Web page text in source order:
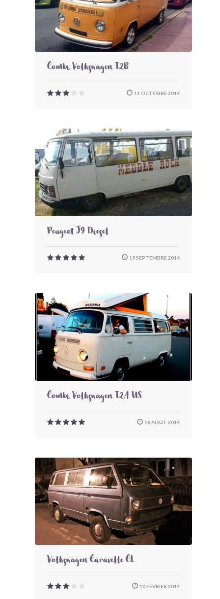
Combi Volkswagen T2B
11 OCTOBRE 2014
Peugeot J9 Diesel
19 SEPTEMBRE 2014
Combi Volkswagen T2A US
16 AOÛT 2014
Volkswagen Caravelle CL
10 FÉVRIER 2014